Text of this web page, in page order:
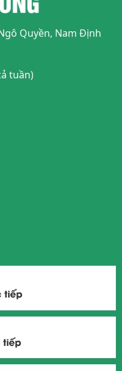
Quyền, Nam Định
tuần)